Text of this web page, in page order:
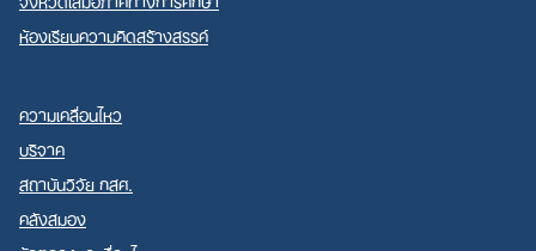
ห้องเรียนความคิดสร้างสรรค์
ความเคลื่อนไหว
บริจาค
สถาบันวิจัย กสศ.
คลังสมอง